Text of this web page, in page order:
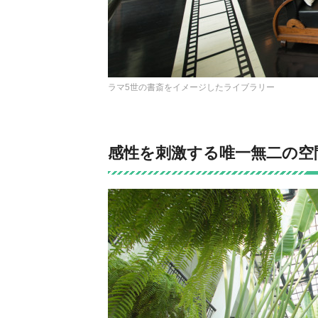
ラマ5世の書斎をイメージしたライブラリー
感性を刺激する唯一無二の空